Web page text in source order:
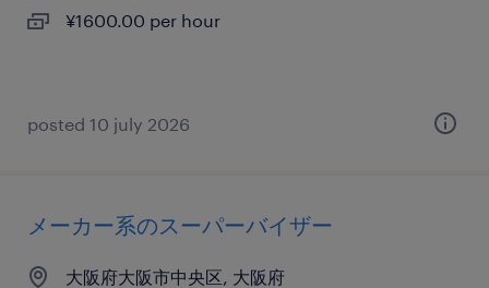
¥1600.00 per hour
posted 10 july 2026
メーカー系のスーパーバイザー
大阪府大阪市中央区, 大阪府